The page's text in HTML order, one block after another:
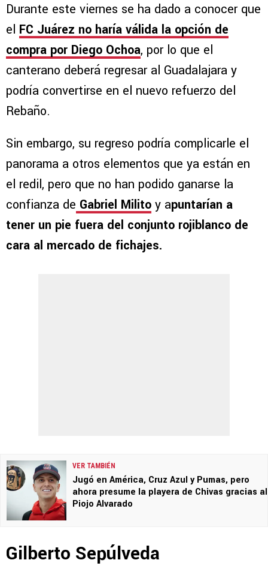
Durante este viernes se ha dado a conocer que
el FC Juárez no haría válida la opción de
compra por Diego Ochoa, por lo que el
canterano deberá regresar al Guadalajara y
podría convertirse en el nuevo refuerzo del
Rebaño.
Sin embargo, su regreso podría complicarle el
panorama a otros elementos que ya están en
el redil, pero que no han podido ganarse la
confianza de Gabriel Milito y apuntarían a
tener un pie fuera del conjunto rojiblanco de
cara al mercado de fichajes.
VER TAMBIÉN
Jugó en América, Cruz Azul y Pumas, pero
ahora presume la playera de Chivas gracias al
Piojo Alvarado
Gilberto Sepúlveda